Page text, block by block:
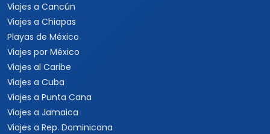
Viajes a Cancún
Viajes a Chiapas
Playas de México
Viajes por México
Viajes al Caribe
Viajes a Cuba
Viajes a Punta Cana
Viajes a Jamaica
Viajes a Rep. Dominicana